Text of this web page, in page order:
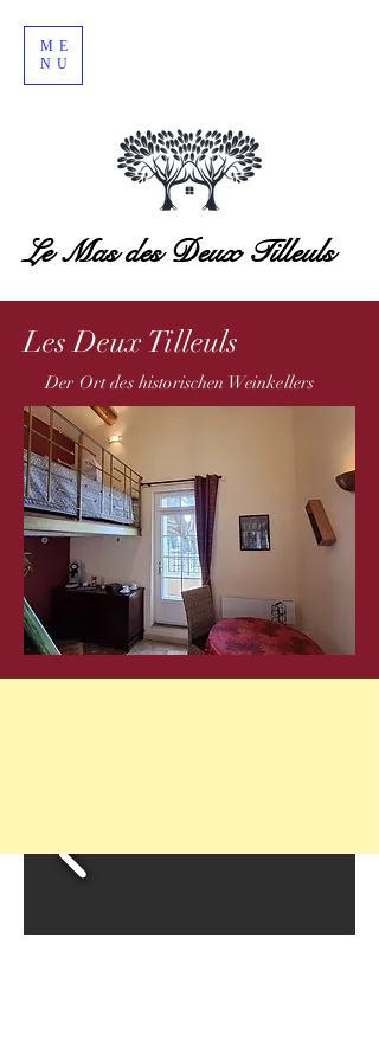
Le Mas des Deux Tilleuls
ME
NU
Les Deux Tilleuls
Der Ort des historischen Weinkellers